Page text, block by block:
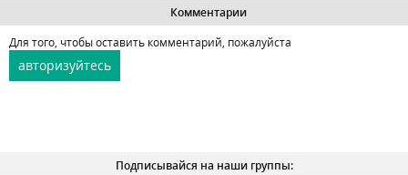
Комментарии
Для того, чтобы оставить комментарий, пожалуйста
авторизуйтесь
Подписывайся на наши группы: